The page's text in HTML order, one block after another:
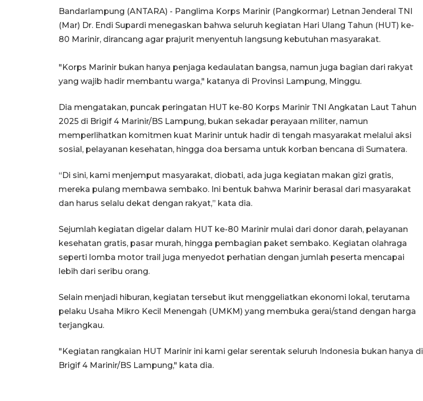
Bandarlampung (ANTARA) - Panglima Korps Marinir (Pangkormar) Letnan Jenderal TNI
(Mar) Dr. Endi Supardi menegaskan bahwa seluruh kegiatan Hari Ulang Tahun (HUT) ke-
80 Marinir, dirancang agar prajurit menyentuh langsung kebutuhan masyarakat.
"Korps Marinir bukan hanya penjaga kedaulatan bangsa, namun juga bagian dari rakyat
yang wajib hadir membantu warga," katanya di Provinsi Lampung, Minggu.
Dia mengatakan, puncak peringatan HUT ke-80 Korps Marinir TNI Angkatan Laut Tahun
2025 di Brigif 4 Marinir/BS Lampung, bukan sekadar perayaan militer, namun
memperlihatkan komitmen kuat Marinir untuk hadir di tengah masyarakat melalui aksi
sosial, pelayanan kesehatan, hingga doa bersama untuk korban bencana di Sumatera.
“Di sini, kami menjemput masyarakat, diobati, ada juga kegiatan makan gizi gratis,
mereka pulang membawa sembako. Ini bentuk bahwa Marinir berasal dari masyarakat
dan harus selalu dekat dengan rakyat,” kata dia.
Sejumlah kegiatan digelar dalam HUT ke-80 Marinir mulai dari donor darah, pelayanan
kesehatan gratis, pasar murah, hingga pembagian paket sembako. Kegiatan olahraga
seperti lomba motor trail juga menyedot perhatian dengan jumlah peserta mencapai
lebih dari seribu orang.
Selain menjadi hiburan, kegiatan tersebut ikut menggeliatkan ekonomi lokal, terutama
pelaku Usaha Mikro Kecil Menengah (UMKM) yang membuka gerai/stand dengan harga
terjangkau.
"Kegiatan rangkaian HUT Marinir ini kami gelar serentak seluruh Indonesia bukan hanya di
Brigif 4 Marinir/BS Lampung," kata dia.